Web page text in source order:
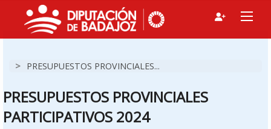
> PRESUPUESTOS PROVINCIALES...
PRESUPUESTOS PROVINCIALES
PARTICIPATIVOS 2024